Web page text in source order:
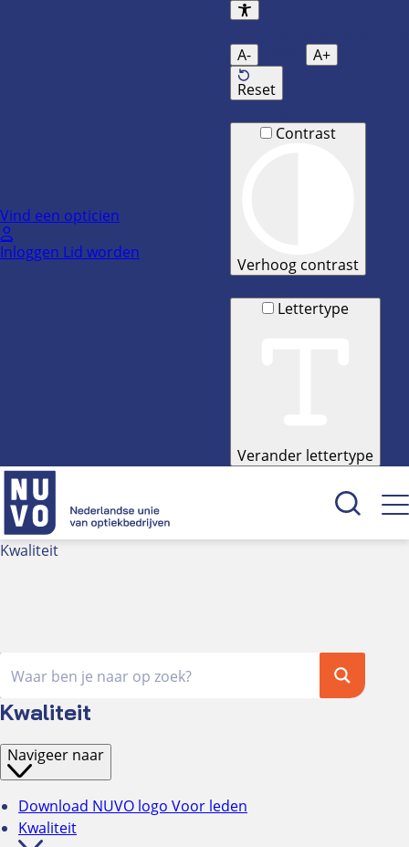
Vind een opticien
Inloggen Lid worden
A-
A+
Reset
Contrast
Verhoog contrast
Lettertype
Verander lettertype
Oculus
Optiekcentrum
Kwaliteit
Kwaliteit
Navigeer naar
Download NUVO logo Voor leden
Kwaliteit